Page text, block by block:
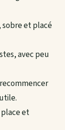
et placé
avec peu
et